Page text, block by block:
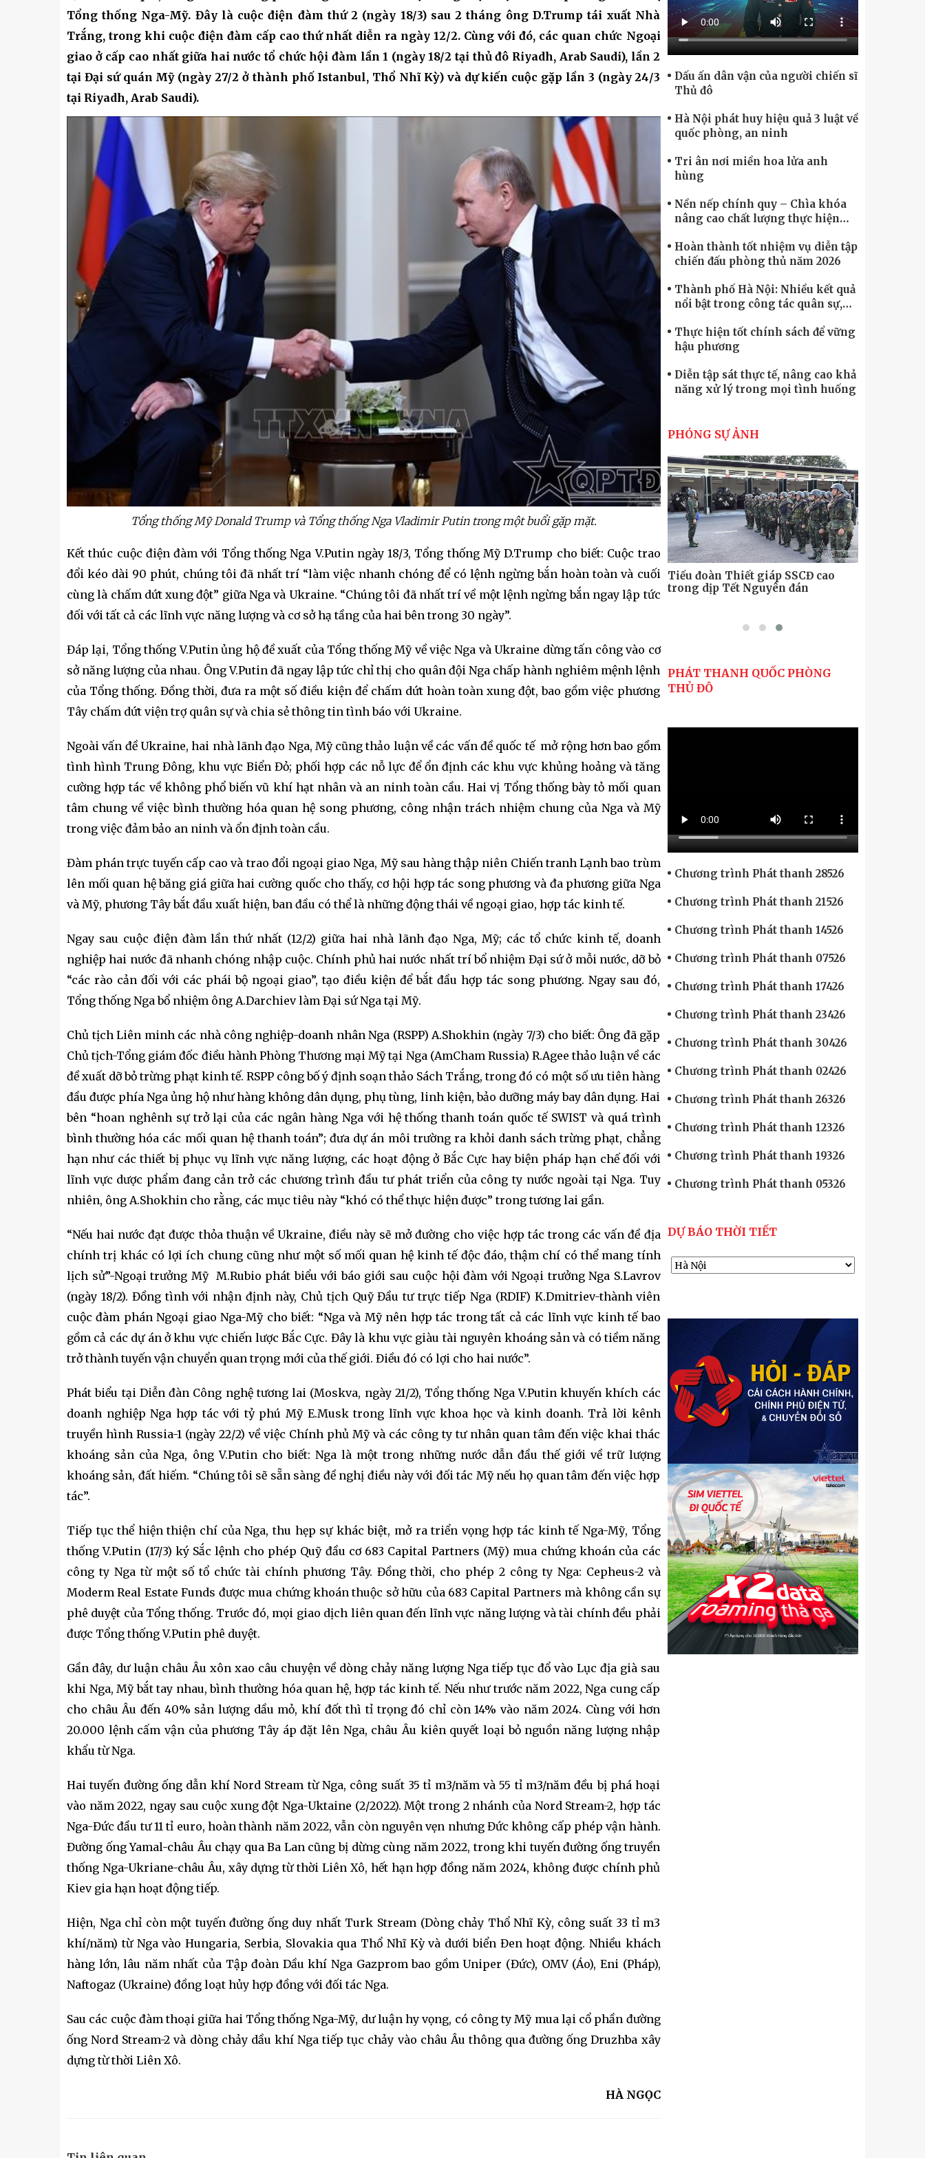
Kỹ thuật
Hậu phương quân đội
Giáo dục Quốc phòng và An ninh
Chiến dịch 500 ngày đêmCải cách hành chính, Chính phủ điện tử, Chuyển đổi số
Tổng thống Nga-Mỹ. Đây là cuộc điện đàm thứ 2 (ngày 18/3) sau 2 tháng ông D.Trump tái xuất Nhà
Trắng, trong khi cuộc điện đàm cấp cao thứ nhất diễn ra ngày 12/2. Cùng với đó, các quan chức Ngoại
giao ở cấp cao nhất giữa hai nước tổ chức hội đàm lần 1 (ngày 18/2 tại thủ đô Riyadh, Arab Saudi), lần 2
tại Đại sứ quán Mỹ (ngày 27/2 ở thành phố Istanbul, Thổ Nhĩ Kỳ) và dự kiến cuộc gặp lần 3 (ngày 24/3
tại Riyadh, Arab Saudi).
Tổng thống Mỹ Donald Trump và Tổng thống Nga Vladimir Putin trong một buổi gặp mặt.
Kết thúc cuộc điện đàm với Tổng thống Nga V.Putin ngày 18/3, Tổng thống Mỹ D.Trump cho biết: Cuộc trao
đổi kéo dài 90 phút, chúng tôi đã nhất trí “làm việc nhanh chóng để có lệnh ngừng bắn hoàn toàn và cuối
cùng là chấm dứt xung đột” giữa Nga và Ukraine. “Chúng tôi đã nhất trí về một lệnh ngừng bắn ngay lập tức
đối với tất cả các lĩnh vực năng lượng và cơ sở hạ tầng của hai bên trong 30 ngày”.
Đáp lại, Tổng thống V.Putin ủng hộ đề xuất của Tổng thống Mỹ về việc Nga và Ukraine dừng tấn công vào cơ
sở năng lượng của nhau. Ông V.Putin đã ngay lập tức chỉ thị cho quân đội Nga chấp hành nghiêm mệnh lệnh
của Tổng thống. Đồng thời, đưa ra một số điều kiện để chấm dứt hoàn toàn xung đột, bao gồm việc phương
Tây chấm dứt viện trợ quân sự và chia sẻ thông tin tình báo với Ukraine.
Ngoài vấn đề Ukraine, hai nhà lãnh đạo Nga, Mỹ cũng thảo luận về các vấn đề quốc tế mở rộng hơn bao gồm
tình hình Trung Đông, khu vực Biển Đỏ; phối hợp các nỗ lực để ổn định các khu vực khủng hoảng và tăng
cường hợp tác về không phổ biến vũ khí hạt nhân và an ninh toàn cầu. Hai vị Tổng thống bày tỏ mối quan
tâm chung về việc bình thường hóa quan hệ song phương, công nhận trách nhiệm chung của Nga và Mỹ
trong việc đảm bảo an ninh và ổn định toàn cầu.
Đàm phán trực tuyến cấp cao và trao đổi ngoại giao Nga, Mỹ sau hàng thập niên Chiến tranh Lạnh bao trùm
lên mối quan hệ băng giá giữa hai cường quốc cho thấy, cơ hội hợp tác song phương và đa phương giữa Nga
và Mỹ, phương Tây bắt đầu xuất hiện, ban đầu có thể là những động thái về ngoại giao, hợp tác kinh tế.
Ngay sau cuộc điện đàm lần thứ nhất (12/2) giữa hai nhà lãnh đạo Nga, Mỹ; các tổ chức kinh tế, doanh
nghiệp hai nước đã nhanh chóng nhập cuộc. Chính phủ hai nước nhất trí bổ nhiệm Đại sứ ở mỗi nước, dỡ bỏ
“các rào cản đối với các phái bộ ngoại giao”, tạo điều kiện để bắt đầu hợp tác song phương. Ngay sau đó,
Tổng thống Nga bổ nhiệm ông A.Darchiev làm Đại sứ Nga tại Mỹ.
Chủ tịch Liên minh các nhà công nghiệp-doanh nhân Nga (RSPP) A.Shokhin (ngày 7/3) cho biết: Ông đã gặp
Chủ tịch-Tổng giám đốc điều hành Phòng Thương mại Mỹ tại Nga (AmCham Russia) R.Agee thảo luận về các
đề xuất dỡ bỏ trừng phạt kinh tế. RSPP công bố ý định soạn thảo Sách Trắng, trong đó có một số ưu tiên hàng
đầu được phía Nga ủng hộ như hàng không dân dụng, phụ tùng, linh kiện, bảo dưỡng máy bay dân dụng. Hai
bên “hoan nghênh sự trở lại của các ngân hàng Nga với hệ thống thanh toán quốc tế SWIST và quá trình
bình thường hóa các mối quan hệ thanh toán”; đưa dự án môi trường ra khỏi danh sách trừng phạt, chẳng
hạn như các thiết bị phục vụ lĩnh vực năng lượng, các hoạt động ở Bắc Cực hay biện pháp hạn chế đối với
lĩnh vực dược phẩm đang cản trở các chương trình đầu tư phát triển của công ty nước ngoài tại Nga. Tuy
nhiên, ông A.Shokhin cho rằng, các mục tiêu này “khó có thể thực hiện được” trong tương lai gần.
“Nếu hai nước đạt được thỏa thuận về Ukraine, điều này sẽ mở đường cho việc hợp tác trong các vấn đề địa
chính trị khác có lợi ích chung cũng như một số mối quan hệ kinh tế độc đáo, thậm chí có thể mang tính
lịch sử”-Ngoại trưởng Mỹ M.Rubio phát biểu với báo giới sau cuộc hội đàm với Ngoại trưởng Nga S.Lavrov
(ngày 18/2). Đồng tình với nhận định này, Chủ tịch Quỹ Đầu tư trực tiếp Nga (RDIF) K.Dmitriev-thành viên
cuộc đàm phán Ngoại giao Nga-Mỹ cho biết: “Nga và Mỹ nên hợp tác trong tất cả các lĩnh vực kinh tế bao
gồm cả các dự án ở khu vực chiến lược Bắc Cực. Đây là khu vực giàu tài nguyên khoáng sản và có tiềm năng
trở thành tuyến vận chuyển quan trọng mới của thế giới. Điều đó có lợi cho hai nước”.
Phát biểu tại Diễn đàn Công nghệ tương lai (Moskva, ngày 21/2), Tổng thống Nga V.Putin khuyến khích các
doanh nghiệp Nga hợp tác với tỷ phú Mỹ E.Musk trong lĩnh vực khoa học và kinh doanh. Trả lời kênh
truyền hình Russia-1 (ngày 22/2) về việc Chính phủ Mỹ và các công ty tư nhân quan tâm đến việc khai thác
khoáng sản của Nga, ông V.Putin cho biết: Nga là một trong những nước dẫn đầu thế giới về trữ lượng
khoáng sản, đất hiếm. “Chúng tôi sẽ sẵn sàng đề nghị điều này với đối tác Mỹ nếu họ quan tâm đến việc hợp
tác”.
Tiếp tục thể hiện thiện chí của Nga, thu hẹp sự khác biệt, mở ra triển vọng hợp tác kinh tế Nga-Mỹ, Tổng
thống V.Putin (17/3) ký Sắc lệnh cho phép Quỹ đầu cơ 683 Capital Partners (Mỹ) mua chứng khoán của các
công ty Nga từ một số tổ chức tài chính phương Tây. Đồng thời, cho phép 2 công ty Nga: Cepheus-2 và
Moderm Real Estate Funds được mua chứng khoán thuộc sở hữu của 683 Capital Partners mà không cần sự
phê duyệt của Tổng thống. Trước đó, mọi giao dịch liên quan đến lĩnh vực năng lượng và tài chính đều phải
được Tổng thống V.Putin phê duyệt.
Gần đây, dư luận châu Âu xôn xao câu chuyện về dòng chảy năng lượng Nga tiếp tục đổ vào Lục địa già sau
khi Nga, Mỹ bắt tay nhau, bình thường hóa quan hệ, hợp tác kinh tế. Nếu như trước năm 2022, Nga cung cấp
cho châu Âu đến 40% sản lượng dầu mỏ, khí đốt thì tỉ trọng đó chỉ còn 14% vào năm 2024. Cùng với hơn
20.000 lệnh cấm vận của phương Tây áp đặt lên Nga, châu Âu kiên quyết loại bỏ nguồn năng lượng nhập
khẩu từ Nga.
Hai tuyến đường ống dẫn khí Nord Stream từ Nga, công suất 35 tỉ m3/năm và 55 tỉ m3/năm đều bị phá hoại
vào năm 2022, ngay sau cuộc xung đột Nga-Uktaine (2/2022). Một trong 2 nhánh của Nord Stream-2, hợp tác
Nga-Đức đầu tư 11 tỉ euro, hoàn thành năm 2022, vẫn còn nguyên vẹn nhưng Đức không cấp phép vận hành.
Đường ống Yamal-châu Âu chạy qua Ba Lan cũng bị dừng cùng năm 2022, trong khi tuyến đường ống truyền
thống Nga-Ukriane-châu Âu, xây dựng từ thời Liên Xô, hết hạn hợp đồng năm 2024, không được chính phủ
Kiev gia hạn hoạt động tiếp.
Hiện, Nga chỉ còn một tuyến đường ống duy nhất Turk Stream (Dòng chảy Thổ Nhĩ Kỳ, công suất 33 tỉ m3
khí/năm) từ Nga vào Hungaria, Serbia, Slovakia qua Thổ Nhĩ Kỳ và dưới biển Đen hoạt động. Nhiều khách
hàng lớn, lâu năm nhất của Tập đoàn Dầu khí Nga Gazprom bao gồm Uniper (Đức), OMV (Áo), Eni (Pháp),
Naftogaz (Ukraine) đồng loạt hủy hợp đồng với đối tác Nga.
Sau các cuộc đàm thoại giữa hai Tổng thống Nga-Mỹ, dư luận hy vọng, có công ty Mỹ mua lại cổ phần đường
ống Nord Stream-2 và dòng chảy dầu khí Nga tiếp tục chảy vào châu Âu thông qua đường ống Druzhba xây
dựng từ thời Liên Xô.
HÀ NGỌC
Dấu ấn dân vận của người chiến sĩ
Thủ đô
Hà Nội phát huy hiệu quả 3 luật về
quốc phòng, an ninh
Tri ân nơi miền hoa lửa anh
hùng
Nền nếp chính quy – Chìa khóa
nâng cao chất lượng thực hiện
Hoàn thành tốt nhiệm vụ diễn tập
chiến đấu phòng thủ năm 2026
Thành phố Hà Nội: Nhiều kết quả
nổi bật trong công tác quân sự,
Thực hiện tốt chính sách để vững
hậu phương
Diễn tập sát thực tế, nâng cao khả
năng xử lý trong mọi tình huống
vệ “vững mạnh, rộng khắp” ngay
Trung đoàn Pháo binh 452: Huấn
luyện giỏi nâng cao sức mạnh
chiến đấu
Tiểu đoàn Thiết giáp hoàn thành
tốt diễn tập chiến thuật có bắn đạn
thật
Nơi sinh viên rèn ý trí, luyện kỹ
năng
PHÓNG SỰ ẢNH
Tiểu đoàn Thiết giáp SSCĐ cao
trong dịp Tết Nguyên đán
Bộ Tư lệnh Thủ đô và các tổ chức
chính trị-xã hội thành phố Hà Nội
thăm, động viên chiến sĩ mới
Hương Tết ra đảo tiền tiêu
Tiểu đoàn Thiết giáp SSCĐ cao
trong dịp Tết Nguyên đán
PHÁT THANH QUỐC PHÒNG
THỦ ĐÔ
Chương trình Phát thanh 28526
Chương trình Phát thanh 21526
Chương trình Phát thanh 14526
Chương trình Phát thanh 07526
Chương trình Phát thanh 17426
Chương trình Phát thanh 23426
Chương trình Phát thanh 30426
Chương trình Phát thanh 02426
Chương trình Phát thanh 26326
Chương trình Phát thanh 12326
Chương trình Phát thanh 19326
Chương trình Phát thanh 05326
DỰ BÁO THỜI TIẾT